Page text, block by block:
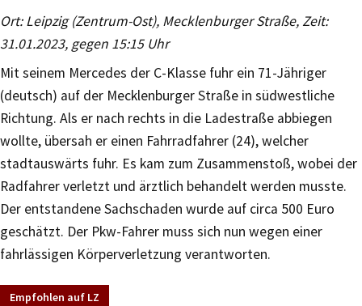
Ort: Leipzig (Zentrum-Ost), Mecklenburger Straße, Zeit:
31.01.2023, gegen 15:15 Uhr
Mit seinem Mercedes der C-Klasse fuhr ein 71-Jähriger
(deutsch) auf der Mecklenburger Straße in südwestliche
Richtung. Als er nach rechts in die Ladestraße abbiegen
wollte, übersah er einen Fahrradfahrer (24), welcher
stadtauswärts fuhr. Es kam zum Zusammenstoß, wobei der
Radfahrer verletzt und ärztlich behandelt werden musste.
Der entstandene Sachschaden wurde auf circa 500 Euro
geschätzt. Der Pkw-Fahrer muss sich nun wegen einer
fahrlässigen Körperverletzung verantworten.
Empfohlen auf LZ